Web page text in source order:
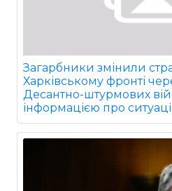
Загарбники змінили
Харківському фронті
Десантно-штурмових
інформацією про